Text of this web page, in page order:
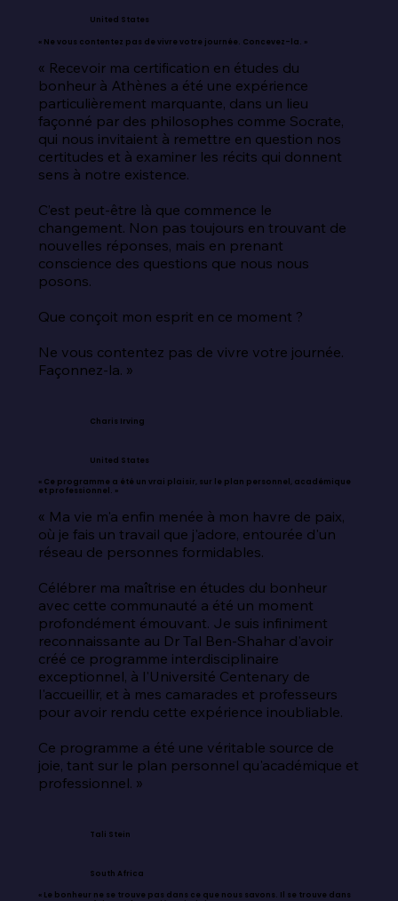
United States
« Ne vous contentez pas de vivre votre journée. Concevez-la. »
« Recevoir ma certification en études du
bonheur à Athènes a été une expérience
particulièrement marquante, dans un lieu
façonné par des philosophes comme Socrate,
qui nous invitaient à remettre en question nos
certitudes et à examiner les récits qui donnent
sens à notre existence.
C’est peut-être là que commence le
changement. Non pas toujours en trouvant de
nouvelles réponses, mais en prenant
conscience des questions que nous nous
posons.
Que conçoit mon esprit en ce moment ?
Ne vous contentez pas de vivre votre journée.
Façonnez-la. »
Charis Irving
United States
« Ce programme a été un vrai plaisir, sur le plan personnel, académique
et professionnel. »
« Ma vie m'a enfin menée à mon havre de paix,
où je fais un travail que j'adore, entourée d'un
réseau de personnes formidables.
Célébrer ma maîtrise en études du bonheur
avec cette communauté a été un moment
profondément émouvant. Je suis infiniment
reconnaissante au Dr Tal Ben-Shahar d'avoir
créé ce programme interdisciplinaire
exceptionnel, à l'Université Centenary de
l'accueillir, et à mes camarades et professeurs
pour avoir rendu cette expérience inoubliable.
Ce programme a été une véritable source de
joie, tant sur le plan personnel qu'académique et
professionnel. »
Tali Stein
South Africa
« Le bonheur ne se trouve pas dans ce que nous savons. Il se trouve dans